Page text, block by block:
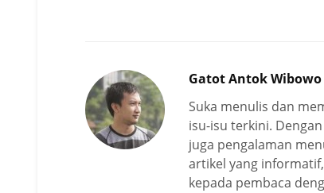
Gatot Antok Wibowo
Suka menulis dan
isu-isu terkini.
juga pengalaman
artikel yang
kepada pembaca